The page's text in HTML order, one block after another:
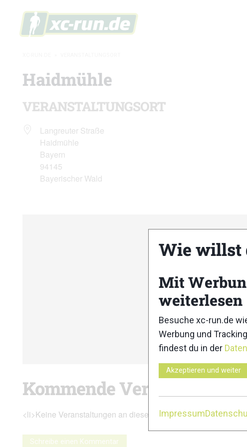
Haidmühle
VERANSTALTUNGSORT
Langreuter Straße
Haidmühle
Bayern
94145
Bayerischer Wald
Kommende Veranstaltungen
<li>Keine Veranstaltungen an diesem Ort</li>
Schreibe einen Kommentar
Wie willst
Mit
weiterlesen
Besuche xc-run.de
Werbung und
findest du in der
Akzeptieren und weiter
Impressum